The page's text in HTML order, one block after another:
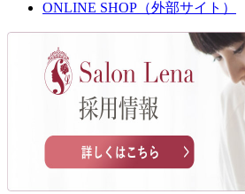
ONLINE SHOP（外部サイト）